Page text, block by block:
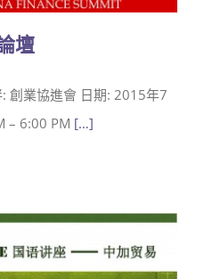
壇
創業協進會 日期: 2015年7
– 6:00 PM […]